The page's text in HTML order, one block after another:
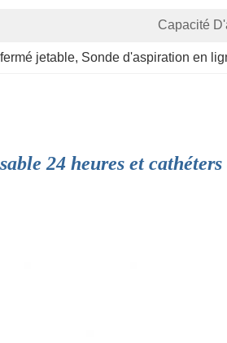
Capacité
jetable, Sonde d'aspiration en
24 heures et